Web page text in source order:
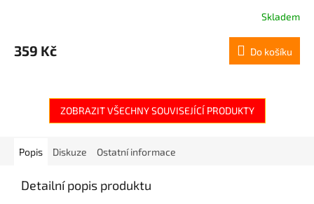
Skladem
359 Kč Do košíku
ZOBRAZIT VŠECHNY SOUVISEJÍCÍ PRODUKTY
Popis Diskuze Ostatní informace
Detailní popis produktu